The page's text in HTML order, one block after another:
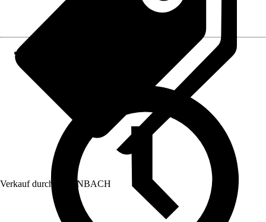
Verkauf durch: HORNBACH